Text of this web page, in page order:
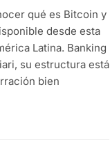
qué es Bitcoin y
desde esta
Latina. Banking
su estructura está
bien